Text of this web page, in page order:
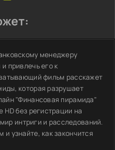
менеджеру
привлечь его к
фильм расскажет
которая разрушает
"Финансовая пирамида"
без регистрации на
интриги и расследований.
узнайте, как закончится